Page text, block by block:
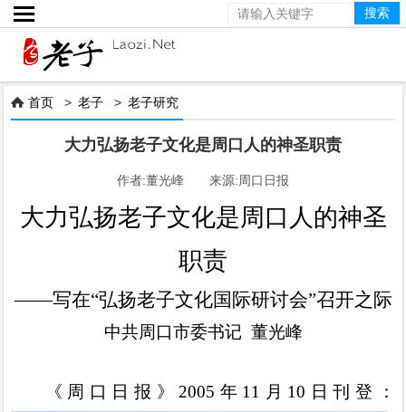

 首页 >老子 >老子研究
大力弘扬老子文化是周口人的神圣职责
作者:董光峰 来源:周口日报
大力弘扬老子文化是周口人的神圣
职责
——写在“弘扬老子文化国际研讨会”召开之际
中共周口市委书记 董光峰
《周口日报》 2005 年 11 月 10 日刊登：